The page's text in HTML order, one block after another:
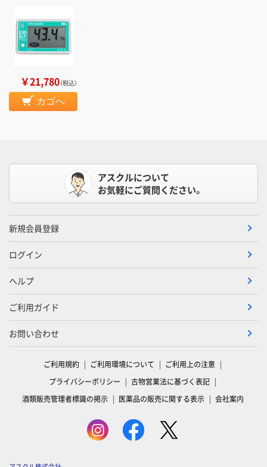
￥21,780（税込）
カゴへ
アスクルについて
お気軽にご質問ください。
新規会員登録
ログイン
ヘルプ
ご利用ガイド
お問い合わせ
ご利用規約 ご利用環境について
ご利用上の注意
プライバシーポリシー
古物営業法に基づく表記
酒類販売管理者標識の掲示
医薬品の販売に関する表示 会社案内